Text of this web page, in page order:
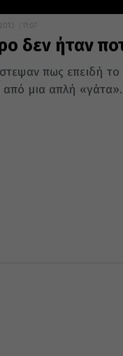
11:07
δεν ήταν
πως επειδή το
από μια απλή